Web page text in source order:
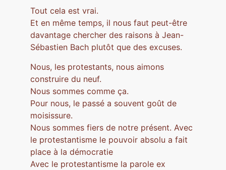
Tout cela est vrai.
Et en même temps, il nous faut peut-être
davantage chercher des raisons à Jean-
Sébastien Bach plutôt que des excuses.
Nous, les protestants, nous aimons
construire du neuf.
Nous sommes comme ça.
Pour nous, le passé a souvent goût de
moisissure.
Nous sommes fiers de notre présent. Avec
le protestantisme le pouvoir absolu a fait
place à la démocratie
Avec le protestantisme la parole ex